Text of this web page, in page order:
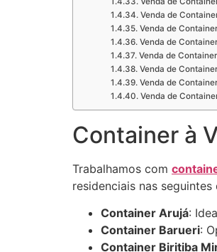
Venda de
Venda de
Venda de
Venda de
Venda de
Venda de
Venda de
Container à
Trabalhamos com
residenciais nas seguintes
Container Arujá:
Container Barueri:
Container Biritiba